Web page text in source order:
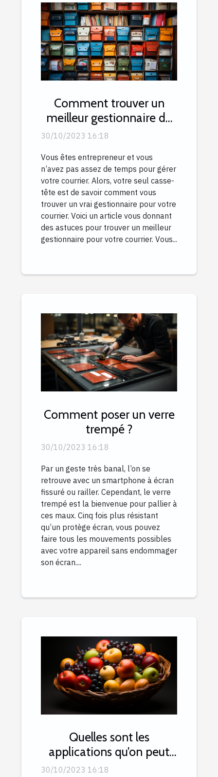
Comment trouver un
meilleur gestionnaire de
courrier ?
30/10/2023 16:18
Vous êtes entrepreneur et vous
n’avez pas assez de temps pour gérer
votre courrier. Alors, votre seul casse-
tête est de savoir comment vous
trouver un vrai gestionnaire pour votre
courrier. Voici un article vous donnant
des astuces pour trouver un meilleur
gestionnaire pour votre courrier. Vous...
Comment poser un verre
trempé ?
30/10/2023 16:18
Par un geste très banal, l’on se
retrouve avec un smartphone à écran
fissuré ou railler. Cependant, le verre
trempé est la bienvenue pour pallier à
ces maux. Cinq fois plus résistant
qu’un protège écran, vous pouvez
faire tous les mouvements possibles
avec votre appareil sans endommager
son écran....
Quelles sont les
applications qu’on peut
utiliser pour les affaires ?
30/10/2023 16:18